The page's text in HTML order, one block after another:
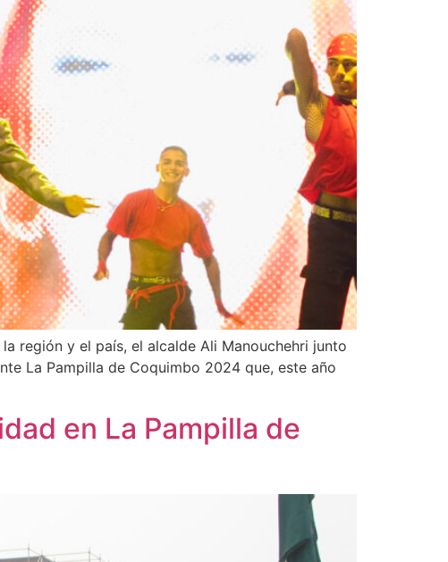
región y el país, el alcalde Ali Manouchehri junto
La Pampilla de Coquimbo 2024 que, este año
en La Pampilla de